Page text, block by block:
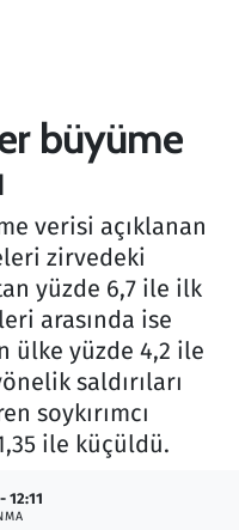
büyüme
verisi açıklanan
zirvedeki
yüzde 6,7 ile ilk
arasında ise
ülke yüzde 4,2 ile
saldırıları
soykırımcı
ile küçüldü.
12:11